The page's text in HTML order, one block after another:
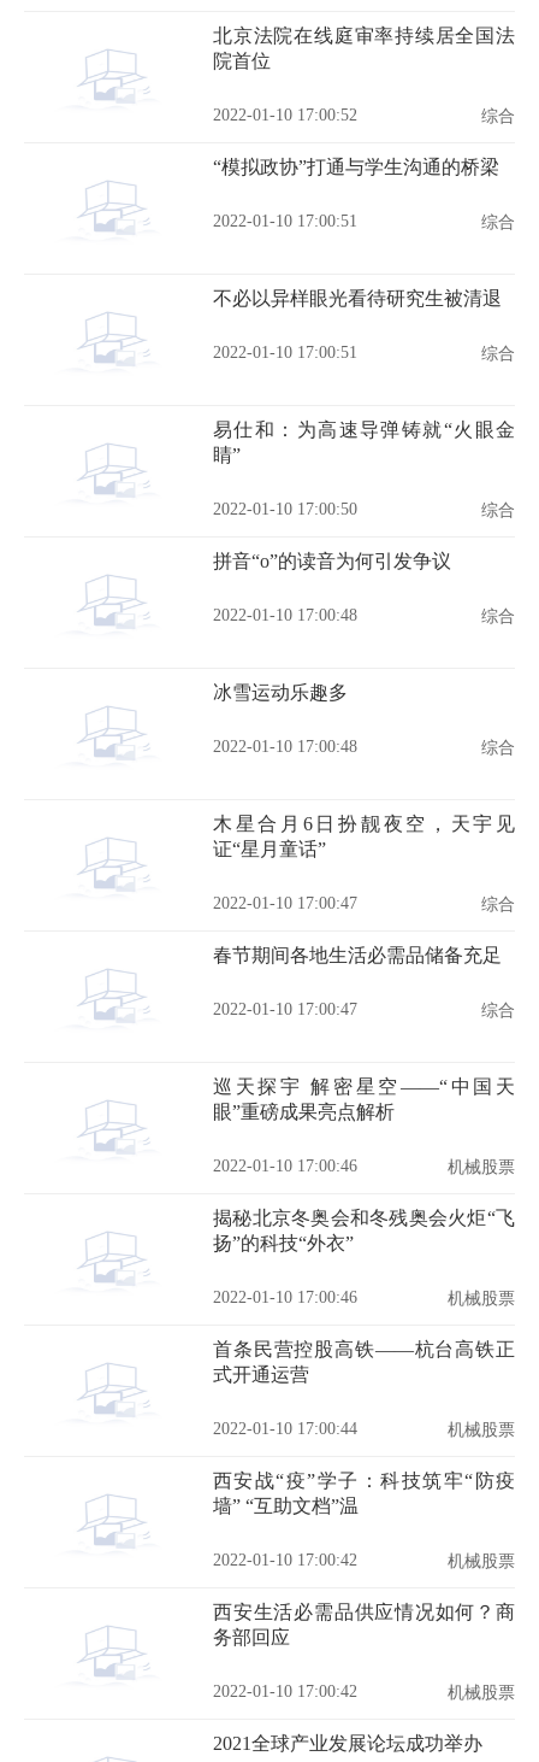
北京法院在线庭审率持续居全国法
院首位
2022-01-10 17:00:52 综合
“模拟政协”打通与学生沟通的桥梁
2022-01-10 17:00:51 综合
不必以异样眼光看待研究生被清退
2022-01-10 17:00:51 综合
易仕和：为高速导弹铸就“火眼金
睛”
2022-01-10 17:00:50 综合
拼音“o”的读音为何引发争议
2022-01-10 17:00:48 综合
冰雪运动乐趣多
2022-01-10 17:00:48 综合
木星合月6日扮靓夜空，天宇见
证“星月童话”
2022-01-10 17:00:47 综合
春节期间各地生活必需品储备充足
2022-01-10 17:00:47 综合
巡天探宇 解密星空——“中国天
眼”重磅成果亮点解析
2022-01-10 17:00:46 机械股票
揭秘北京冬奥会和冬残奥会火炬“飞
扬”的科技“外衣”
2022-01-10 17:00:46 机械股票
首条民营控股高铁——杭台高铁正
式开通运营
2022-01-10 17:00:44 机械股票
西安战“疫”学子：科技筑牢“防疫
墙” “互助文档”温
2022-01-10 17:00:42 机械股票
西安生活必需品供应情况如何？商
务部回应
2022-01-10 17:00:42 机械股票
2021全球产业发展论坛成功举办